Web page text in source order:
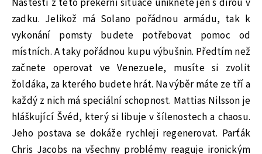
Naštěstí z této prekérní situace uniknete jen s dírou v
zadku. Jelikož má Solano pořádnou armádu, tak k
vykonání pomsty budete potřebovat pomoc od
místních. A taky pořádnou kupu výbušnin. Předtím než
začnete operovat ve Venezuele, musíte si zvolit
žoldáka, za kterého budete hrát. Na výběr máte ze tří a
každý z nich má speciální schopnost. Mattias Nilsson je
hláškující Švéd, který si libuje v šílenostech a chaosu.
Jeho postava se dokáže rychleji regenerovat. Parťák
Chris Jacobs na všechny problémy reaguje ironickým